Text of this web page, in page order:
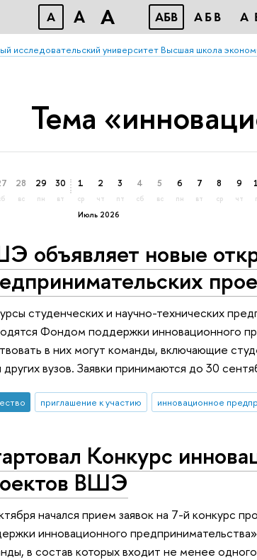
A A A АБВ АБВ
исследовательский университет Высшая школа
Тема
28
вс
29
пн
30
вт
Июль 2026
1
ср
2
чт
3
пт
4
сб
5
вс
6
пн
7
вт
8
ср
9
чт
объявляет новые
студенческих и научно-технических
Фондом поддержки инновационного
в них могут команды, включающие
других вузов. Заявки принимаются до 30
приглашение к участию инновационное
Конкурс
ВШЭ
начался прием заявок на 7-й конкурс
инновационного
в состав которых входит не менее